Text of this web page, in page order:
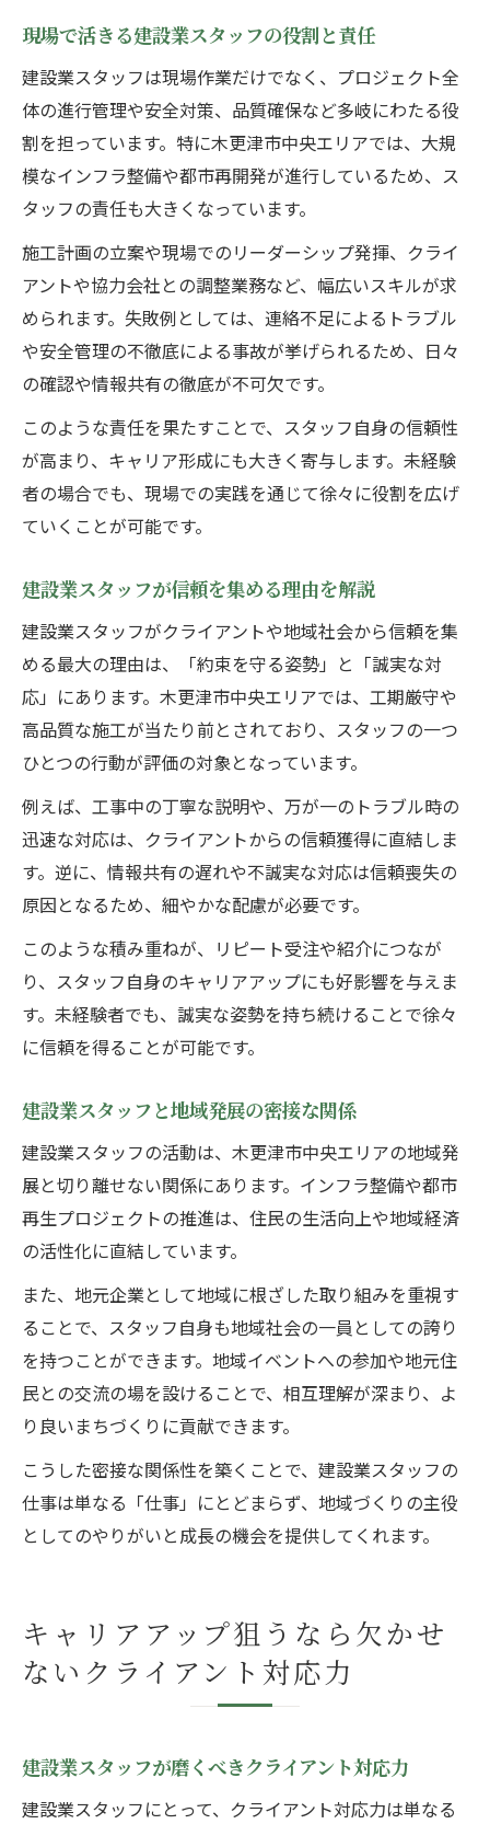
現場で活きる建設業スタッフの役割と責任
建設業スタッフは現場作業だけでなく、プロジェクト全
体の進行管理や安全対策、品質確保など多岐にわたる役
割を担っています。特に木更津市中央エリアでは、大規
模なインフラ整備や都市再開発が進行しているため、ス
タッフの責任も大きくなっています。
施工計画の立案や現場でのリーダーシップ発揮、クライ
アントや協力会社との調整業務など、幅広いスキルが求
められます。失敗例としては、連絡不足によるトラブル
や安全管理の不徹底による事故が挙げられるため、日々
の確認や情報共有の徹底が不可欠です。
このような責任を果たすことで、スタッフ自身の信頼性
が高まり、キャリア形成にも大きく寄与します。未経験
者の場合でも、現場での実践を通じて徐々に役割を広げ
ていくことが可能です。
建設業スタッフが信頼を集める理由を解説
建設業スタッフがクライアントや地域社会から信頼を集
める最大の理由は、「約束を守る姿勢」と「誠実な対
応」にあります。木更津市中央エリアでは、工期厳守や
高品質な施工が当たり前とされており、スタッフの一つ
ひとつの行動が評価の対象となっています。
例えば、工事中の丁寧な説明や、万が一のトラブル時の
迅速な対応は、クライアントからの信頼獲得に直結しま
す。逆に、情報共有の遅れや不誠実な対応は信頼喪失の
原因となるため、細やかな配慮が必要です。
このような積み重ねが、リピート受注や紹介につなが
り、スタッフ自身のキャリアアップにも好影響を与えま
す。未経験者でも、誠実な姿勢を持ち続けることで徐々
に信頼を得ることが可能です。
建設業スタッフと地域発展の密接な関係
建設業スタッフの活動は、木更津市中央エリアの地域発
展と切り離せない関係にあります。インフラ整備や都市
再生プロジェクトの推進は、住民の生活向上や地域経済
の活性化に直結しています。
また、地元企業として地域に根ざした取り組みを重視す
ることで、スタッフ自身も地域社会の一員としての誇り
を持つことができます。地域イベントへの参加や地元住
民との交流の場を設けることで、相互理解が深まり、よ
り良いまちづくりに貢献できます。
こうした密接な関係性を築くことで、建設業スタッフの
仕事は単なる「仕事」にとどまらず、地域づくりの主役
としてのやりがいと成長の機会を提供してくれます。
キャリアアップ狙うなら欠かせ
ないクライアント対応力
建設業スタッフが磨くべきクライアント対応力
建設業スタッフにとって、クライアント対応力は単なる